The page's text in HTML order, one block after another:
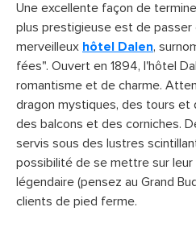
Une excellente façon de
plus prestigieuse est de passer
merveilleux hôtel Dalen,
fées". Ouvert en 1894, l'hôtel
romantisme et de charme.
dragon mystiques, des tours et
des balcons et des corniches.
servis sous des lustres
possibilité de se mettre sur leur
légendaire (pensez au Grand
clients de pied ferme.